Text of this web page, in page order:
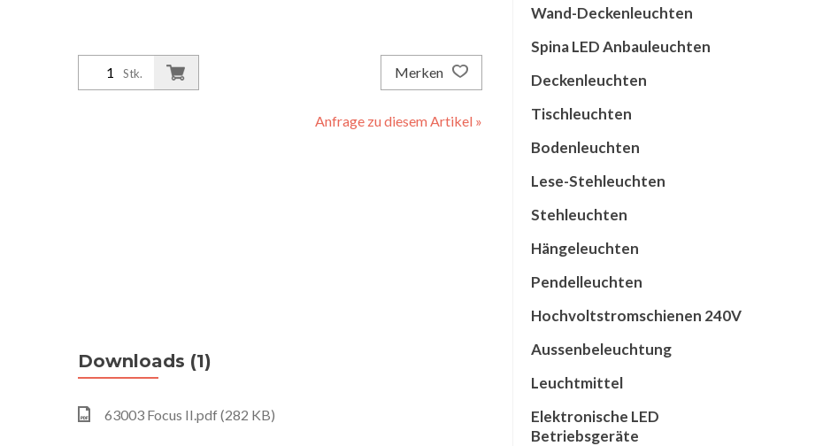
Stk. Merken
Anfrage zu diesem Artikel »
Downloads (1)
63003 Focus II.pdf (282 KB)
Wand-Deckenleuchten
Spina LED Anbauleuchten
Deckenleuchten
Tischleuchten
Bodenleuchten
Lese-Stehleuchten
Stehleuchten
Hängeleuchten
Pendelleuchten
Hochvoltstromschienen 240V
Aussenbeleuchtung
Leuchtmittel
Elektronische LED
Betriebsgeräte